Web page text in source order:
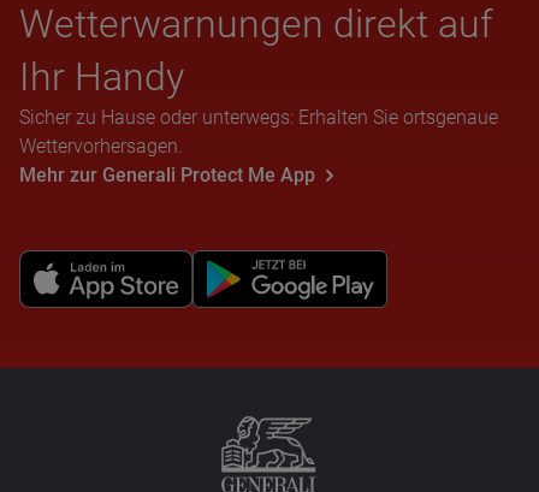
Wet­ter­war­nun­gen direkt auf
Ihr Handy
Sicher zu Hause oder unterwegs: Erhalten Sie ortsgenaue
Wettervorhersagen.
Mehr zur Generali Protect Me App